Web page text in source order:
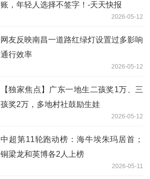
账，年轻人选择不签字！-天天快报
2026-05-12
网友反映南昌一道路红绿灯设置过多影响
通行效率
2026-05-12
【独家焦点】广东一地生二孩奖1万、三
孩奖2万，多地村社鼓励生娃
2026-05-12
中超第11轮跑动榜：海牛埃朱玛居首；
铜梁龙和英博各2人上榜
2026-05-11